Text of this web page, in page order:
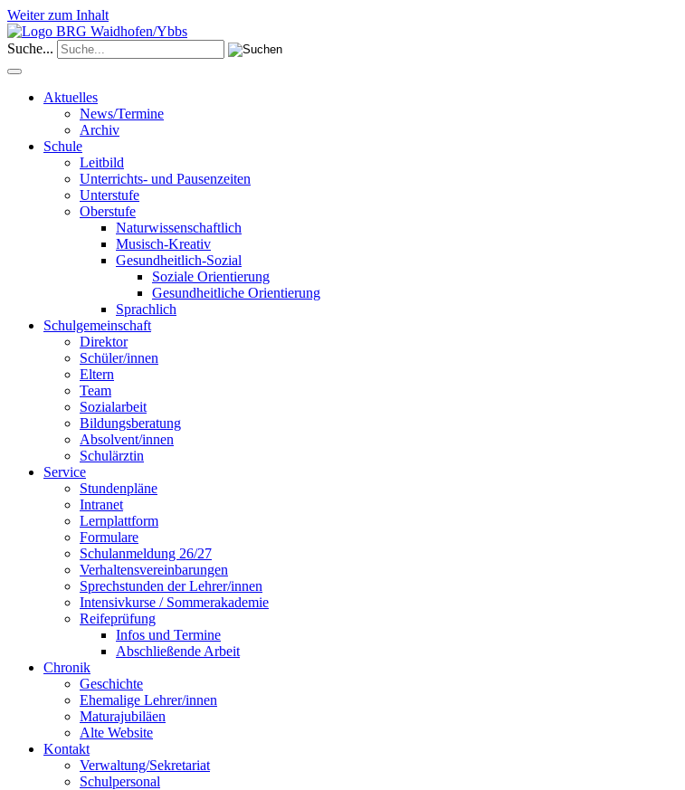
Weiter zum Inhalt
Suche...
Aktuelles
News/Termine
Archiv
Schule
Leitbild
Unterrichts- und Pausenzeiten
Unterstufe
Oberstufe
Naturwissenschaftlich
Musisch-Kreativ
Gesundheitlich-Sozial
Soziale Orientierung
Gesundheitliche Orientierung
Sprachlich
Schulgemeinschaft
Direktor
Schüler/innen
Eltern
Team
Sozialarbeit
Bildungsberatung
Absolvent/innen
Schulärztin
Service
Stundenpläne
Intranet
Lernplattform
Formulare
Schulanmeldung 26/27
Verhaltensvereinbarungen
Sprechstunden der Lehrer/innen
Intensivkurse / Sommerakademie
Reifeprüfung
Infos und Termine
Abschließende Arbeit
Chronik
Geschichte
Ehemalige Lehrer/innen
Maturajubiläen
Alte Website
Kontakt
Verwaltung/Sekretariat
Schulpersonal